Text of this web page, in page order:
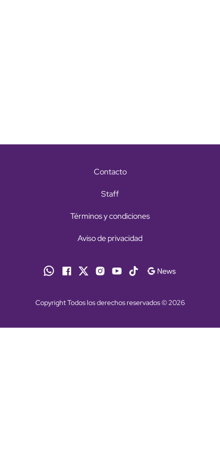
Contacto
Staff
Términos y condiciones
Aviso de privacidad
Copyright Todos los derechos reservados © 2026